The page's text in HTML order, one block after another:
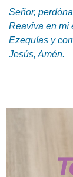
Señor,
Reaviva en mí
Ezequías y
Jesús, Amén.